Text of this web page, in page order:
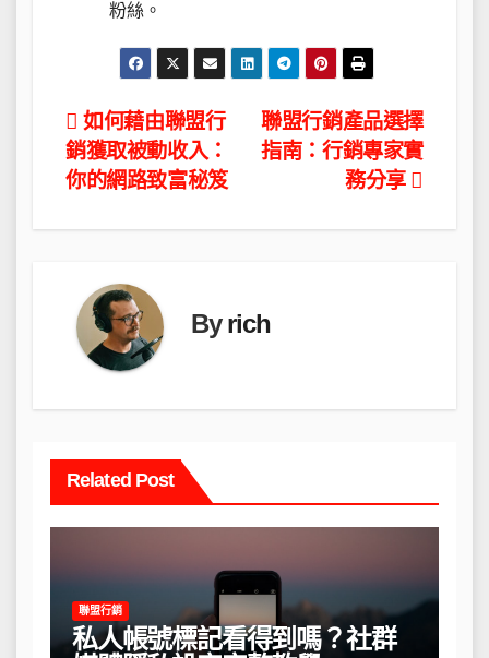
粉絲。
文
章
聯盟行銷產品選擇
指南：行銷專家實
務分享
如何藉由聯盟行
銷獲取被動收入：
你的網路致富秘笈
Byrich
Related Post
聯盟行銷
私人帳號標記看得到嗎？社群